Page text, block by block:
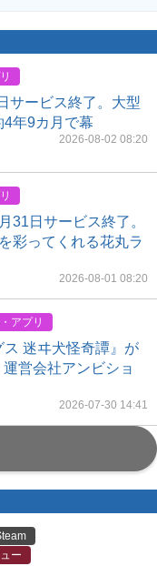
サービス終了。大型
4年9カ月で幕
2026-08-02 08:20
31日サービス終了。
彩ってくれる花丸ラ
2026-08-01 08:20
アプリ
ス 迷ヰ犬怪奇譚』が
営会社アンビショ
2026-07-30 14:41
ー